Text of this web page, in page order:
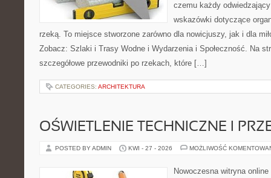
czemu każdy
wskazówki dotyczące
rzeką. To miejsce stworzone zarówno dla nowicjuszy, jak i dla
Zobacz: Szlaki i Trasy Wodne i Wydarzenia i Społeczność. Na
szczegółowe przewodniki po rzekach, które […]
CATEGORIES: ARCHITEKTURA
OŚWIETLENIE TECHNICZNE I
POSTED BY ADMIN KWI - 27 - 2026 MOŻLIWOŚĆ
Nowoczesna witryna